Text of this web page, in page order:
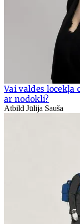
Vai valdes
ar nodokli?
Atbild Jūlija Sauša